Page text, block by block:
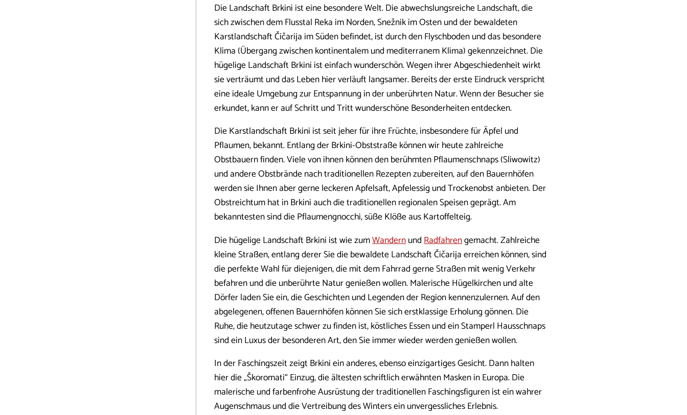
Die Landschaft Brkini ist eine besondere Welt. Die abwechslungsreiche Landschaft, die
sich zwischen dem Flusstal Reka im Norden, Snežnik im Osten und der bewaldeten
Karstlandschaft Čičarija im Süden befindet, ist durch den Flyschboden und das besondere
Klima (Übergang zwischen kontinentalem und mediterranem Klima) gekennzeichnet. Die
hügelige Landschaft Brkini ist einfach wunderschön. Wegen ihrer Abgeschiedenheit wirkt
sie verträumt und das Leben hier verläuft langsamer. Bereits der erste Eindruck verspricht
eine ideale Umgebung zur Entspannung in der unberührten Natur. Wenn der Besucher sie
erkundet, kann er auf Schritt und Tritt wunderschöne Besonderheiten entdecken.
Die Karstlandschaft Brkini ist seit jeher für ihre Früchte, insbesondere für Äpfel und
Pflaumen, bekannt. Entlang der Brkini-Obststraße können wir heute zahlreiche
Obstbauern finden. Viele von ihnen können den berühmten Pflaumenschnaps (Sliwowitz)
und andere Obstbrände nach traditionellen Rezepten zubereiten, auf den Bauernhöfen
werden sie Ihnen aber gerne leckeren Apfelsaft, Apfelessig und Trockenobst anbieten. Der
Obstreichtum hat in Brkini auch die traditionellen regionalen Speisen geprägt. Am
bekanntesten sind die Pflaumengnocchi, süße Klöße aus Kartoffelteig.
Die hügelige Landschaft Brkini ist wie zumWandernundRadfahrengemacht. Zahlreiche
kleine Straßen, entlang derer Sie die bewaldete Landschaft Čičarija erreichen können, sind
die perfekte Wahl für diejenigen, die mit dem Fahrrad gerne Straßen mit wenig Verkehr
befahren und die unberührte Natur genießen wollen. Malerische Hügelkirchen und alte
Dörfer laden Sie ein, die Geschichten und Legenden der Region kennenzulernen. Auf den
abgelegenen, offenen Bauernhöfen können Sie sich erstklassige Erholung gönnen. Die
Ruhe, die heutzutage schwer zu finden ist, köstliches Essen und ein Stamperl Hausschnaps
sind ein Luxus der besonderen Art, den Sie immer wieder werden genießen wollen.
In der Faschingszeit zeigt Brkini ein anderes, ebenso einzigartiges Gesicht. Dann halten
hier die „Škoromati“ Einzug, die ältesten schriftlich erwähnten Masken in Europa. Die
malerische und farbenfrohe Ausrüstung der traditionellen Faschingsfiguren ist ein wahrer
Augenschmaus und die Vertreibung des Winters ein unvergessliches Erlebnis.